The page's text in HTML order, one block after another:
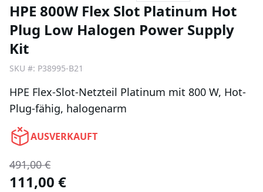
HPE 800W Flex Slot Platinum Hot
Plug Low Halogen Power Supply
Kit
SKU #: P38995-B21
HPE Flex-Slot-Netzteil Platinum mit 800 W, Hot-
Plug-fähig, halogenarm
AUSVERKAUFT
491,00 €
111,00 €